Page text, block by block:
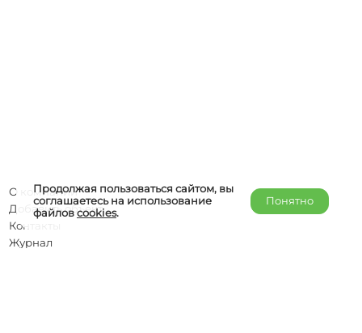
Продолжая пользоваться сайтом, вы
соглашаетесь на использование
файловcookies.
Понятно
О компании
Добавить объект
Контакты
Журнал